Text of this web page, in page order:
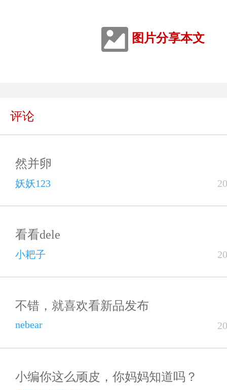
图片分享本文
评论
然并卵
妖妖123
看看dele
小耙子
不错，就喜欢看新品发布
nebear
小编你这么顽皮，你妈妈知道吗？